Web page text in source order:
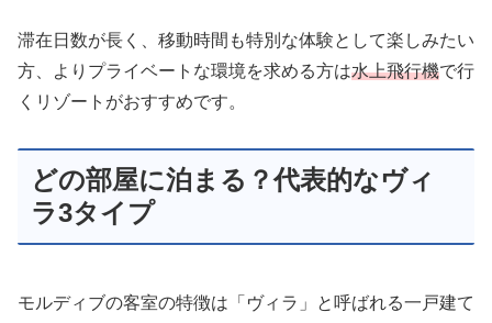
滞在日数が長く、移動時間も特別な体験として楽しみたい
方、よりプライベートな環境を求める方は水上飛行機で行
くリゾートがおすすめです。
どの部屋に泊まる？代表的なヴィ
ラ3タイプ
モルディブの客室の特徴は「ヴィラ」と呼ばれる一戸建て